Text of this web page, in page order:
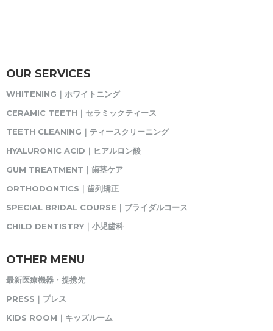
OUR SERVICES
WHITENING｜ホワイトニング
CERAMIC TEETH｜セラミックティース
TEETH CLEANING｜ティースクリーニング
HYALURONIC ACID｜ヒアルロン酸
GUM TREATMENT｜歯茎ケア
ORTHODONTICS｜歯列矯正
SPECIAL BRIDAL COURSE｜ブライダルコース
CHILD DENTISTRY｜小児歯科
OTHER MENU
最新医療機器・提携先
PRESS｜プレス
KIDS ROOM｜キッズルーム